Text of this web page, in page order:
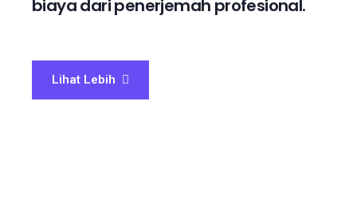
biaya dari penerjemah profesional.
Lihat Lebih